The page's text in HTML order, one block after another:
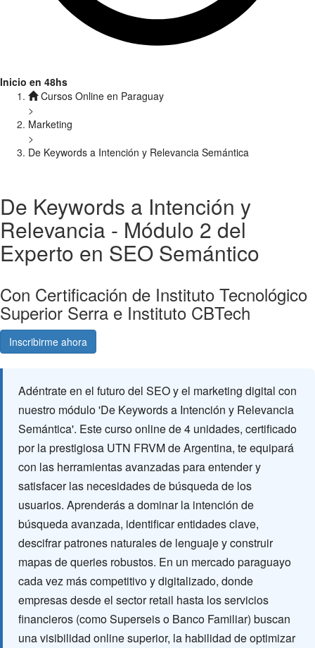
Inicio en 48hs
Cursos Online en Paraguay
>
Marketing
>
De Keywords a Intención y Relevancia Semántica
De Keywords a Intención y
Relevancia - Módulo 2 del
Experto en SEO Semántico
Con Certificación de Instituto Tecnológico
Superior Serra e Instituto CBTech
Inscribirme ahora
Adéntrate en el futuro del SEO y el marketing digital con
nuestro módulo 'De Keywords a Intención y Relevancia
Semántica'. Este curso online de 4 unidades, certificado
por la prestigiosa UTN FRVM de Argentina, te equipará
con las herramientas avanzadas para entender y
satisfacer las necesidades de búsqueda de los
usuarios. Aprenderás a dominar la intención de
búsqueda avanzada, identificar entidades clave,
descifrar patrones naturales de lenguaje y construir
mapas de queries robustos. En un mercado paraguayo
cada vez más competitivo y digitalizado, donde
empresas desde el sector retail hasta los servicios
financieros (como Superseis o Banco Familiar) buscan
una visibilidad online superior, la habilidad de optimizar